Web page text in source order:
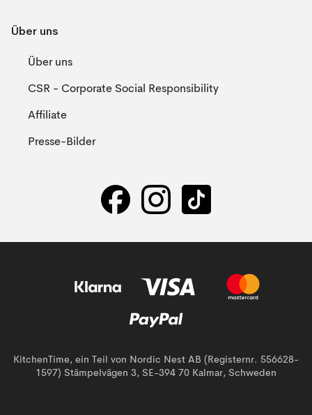
Über uns
Über uns
CSR - Corporate Social Responsibility
Affiliate
Presse-Bilder
KitchenTime, ein Teil von Nordic Nest AB (Registernr. 556628-
1597) Stämpelvägen 3, SE-394 70 Kalmar, Schweden